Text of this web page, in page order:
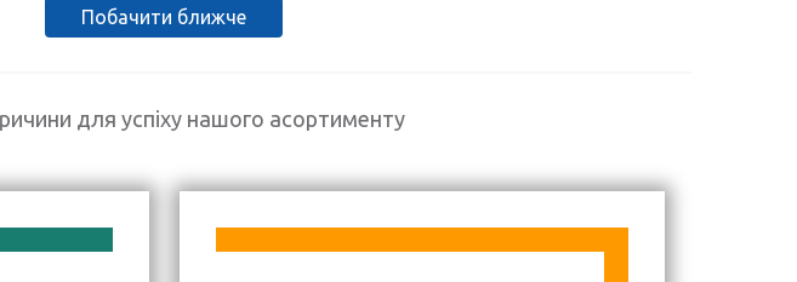
Побачити ближче
для успіху нашого асортименту